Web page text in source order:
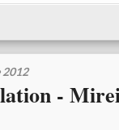
2012
-